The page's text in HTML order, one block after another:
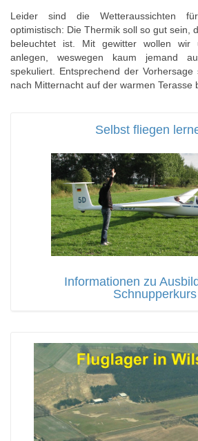
Leider sind die Wetteraussichten
optimistisch: Die Thermik soll so gut sein,
beleuchtet ist. Mit gewitter wollen
anlegen, weswegen kaum jemand
spekuliert. Entsprechend der
nach Mitternacht auf der warmen Terasse
Selbst fliegen
Informationen zu
Schnupperkurs